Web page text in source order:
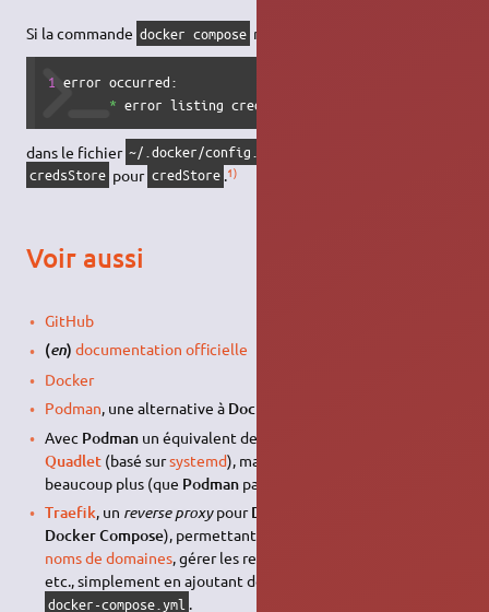
Si la commande docker compose retourne l'erreur :
1 error occurred:
* error listing credentials - err: exec:
dans le fichier ~/.docker/config.json
credsStore pour credStore .1)
Voir aussi
GitHub
(en) documentation officielle
Docker
Podman, une alternative à Docker
Avec Podmanun équivalent de
Quadlet(basé sursystemd), mais il s'en éloigne cette fois
beaucoup plus (que Podmanpar rapport à
Traefik, un reverse proxypourDocker
Docker Compose), permettant d'associer les services à des
noms de domaines, gérer les redirections, les
etc., simplement en ajoutant des directives aux fichiers
docker-compose.yml .